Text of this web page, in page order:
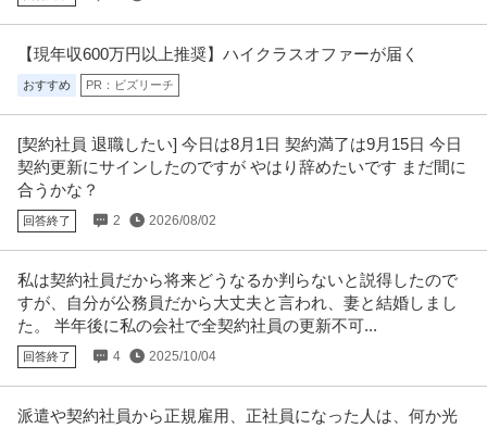
【現年収600万円以上推奨】ハイクラスオファーが届く
おすすめ PR：ビズリーチ
[契約社員 退職したい] 今日は8月1日 契約満了は9月15日 今日
契約更新にサインしたのですが やはり辞めたいです まだ間に
合うかな？
回答終了 2 2026/08/02
私は契約社員だから将来どうなるか判らないと説得したので
すが、自分が公務員だから大丈夫と言われ、妻と結婚しまし
た。 半年後に私の会社で全契約社員の更新不可...
回答終了 4 2025/10/04
派遣や契約社員から正規雇用、正社員になった人は、何か光